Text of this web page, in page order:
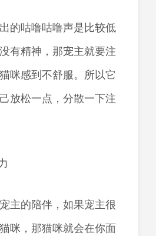
的咕噜咕噜声是比较低
有精神，那宠主就要注
咪感到不舒服。所以它
放松一点，分散一下注
主的陪伴，如果宠主很
咪，那猫咪就会在你面